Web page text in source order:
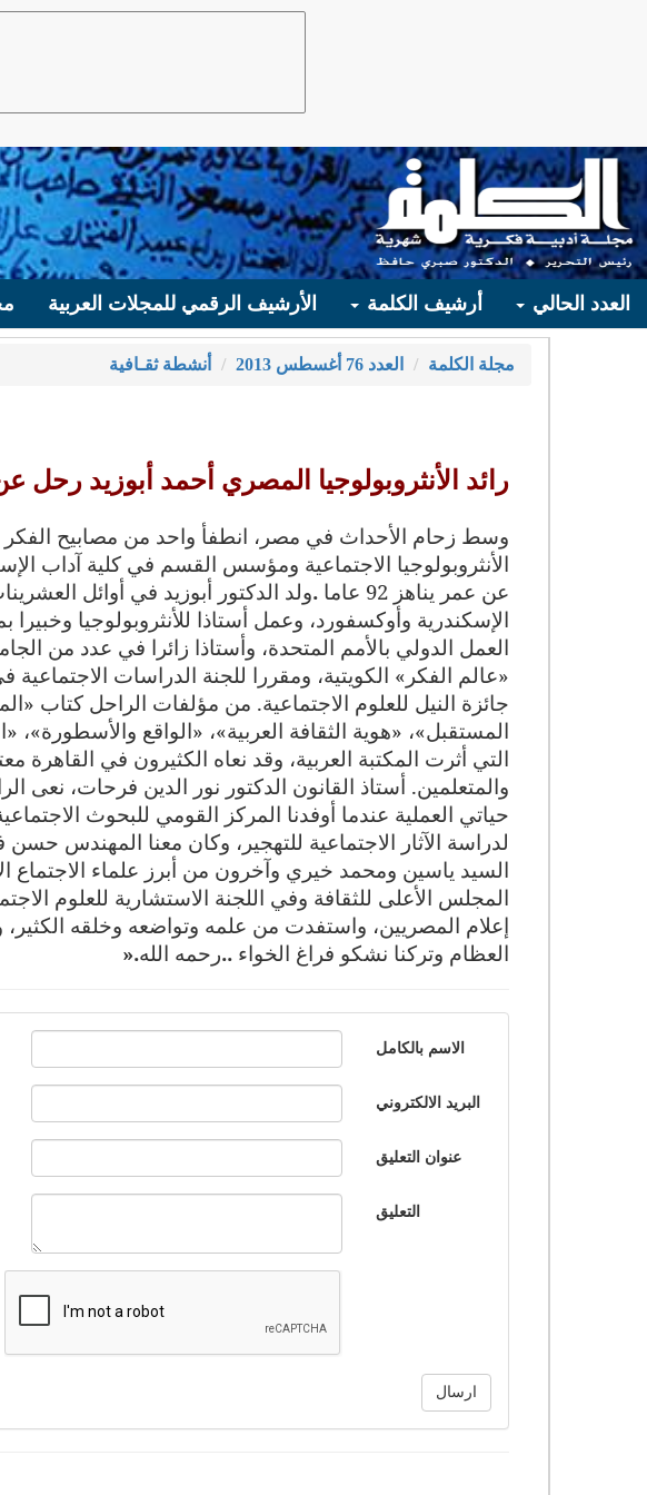
العدد الحالي أرشيف الكلمة الأرشيف الرقمي للمجلات العربية
مجلة الكلمة العدد 76 أغسطس 2013 أنشطة ثقـافية
رائد الأنثروبولوجيا المصري أحمد أبوزيد رحل عن 92
وسط زحام الأحداث في مصر، انطفأ واحد من مصابيح الفكر
الأنثروبولوجيا الاجتماعية ومؤسس القسم في كلية آداب
عن عمر يناهز 92 عاما
.ولد الدكتور أبوزيد في أوائل
الإسكندرية وأوكسفورد، وعمل أستاذا للأنثروبولوجيا
العمل الدولي بالأمم المتحدة، وأستاذا زائرا في عدد من
«عالم الفكر» الكويتية، ومقررا للجنة الدراسات
جائزة النيل للعلوم الاجتماعية. من مؤلفات الراحل كتاب
المستقبل»، «هوية الثقافة العربية»، «الواقع
التي أثرت المكتبة العربية، وقد نعاه الكثيرون في القاهرة
والمتعلمين. أستاذ القانون الدكتور نور الدين فرحات، نعى
حياتي العملية عندما أوفدنا المركز القومي للبحوث
لدراسة الآثار الاجتماعية للتهجير، وكان معنا المهندس
السيد ياسين ومحمد خيري وآخرون من أبرز علماء الاجتماع
المجلس الأعلى للثقافة وفي اللجنة الاستشارية للعلوم
إعلام المصريين، واستفدت من علمه وتواضعه وخلقه الكثير،
العظام وتركنا نشكو فراغ الخواء ..رحمه الله».
الاسم بالكامل
البريد الالكتروني
عنوان التعليق
التعليق
ارسال